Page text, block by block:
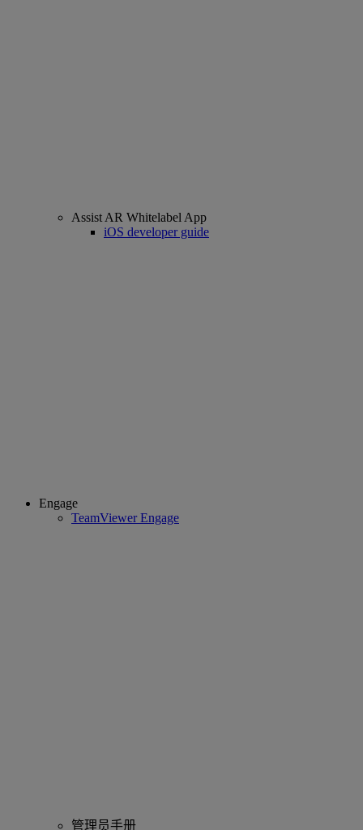
Assist AR Whitelabel App
iOS developer guide
Engage
TeamViewer Engage
管理员手册